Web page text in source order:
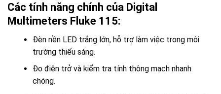
Các tính năng chính của Digital
Multimeters Fluke 115:
Đèn nền LED trắng lớn, hỗ trợ làm việc trong môi
trường thiếu sáng.
Đo điện trở và kiểm tra tính thông mạch nhanh
chóng.